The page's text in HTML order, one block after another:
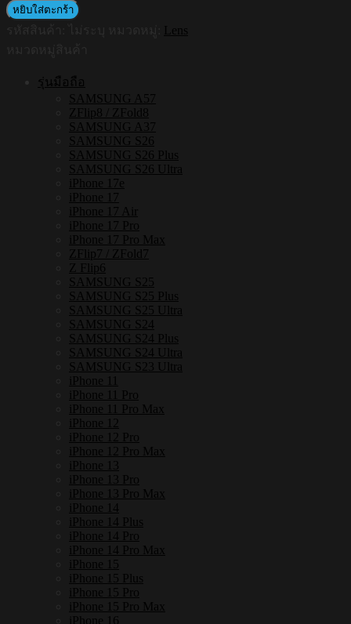
กัน
Lens
หยิบใส่ตะกร้า
Lens
รุ่นมือถือ
SAMSUNG A57
ZFlip8 / ZFold8
SAMSUNG A37
SAMSUNG S26
SAMSUNG S26 Plus
SAMSUNG S26 Ultra
iPhone 17e
iPhone 17
iPhone 17 Air
iPhone 17 Pro
iPhone 17 Pro Max
ZFlip7 / ZFold7
Z Flip6
SAMSUNG S25
SAMSUNG S25 Plus
SAMSUNG S25 Ultra
SAMSUNG S24
SAMSUNG S24 Plus
SAMSUNG S24 Ultra
SAMSUNG S23 Ultra
iPhone 11
iPhone 11 Pro
iPhone 11 Pro Max
iPhone 12
iPhone 12 Pro
iPhone 12 Pro Max
iPhone 13
iPhone 13 Pro
iPhone 13 Pro Max
iPhone 14
iPhone 14 Plus
iPhone 14 Pro
iPhone 14 Pro Max
iPhone 15
iPhone 15 Plus
iPhone 15 Pro
iPhone 15 Pro Max
iPhone 16